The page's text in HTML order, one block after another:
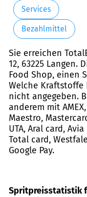
Services
Bezahlmittel
Sie erreichen
12, 63225 Langen.
Food Shop, einen
Welche
nicht angegeben.
anderem mit
Maestro,
UTA, Aral card,
Total card,
Google Pay.
Spritpreisstatistik